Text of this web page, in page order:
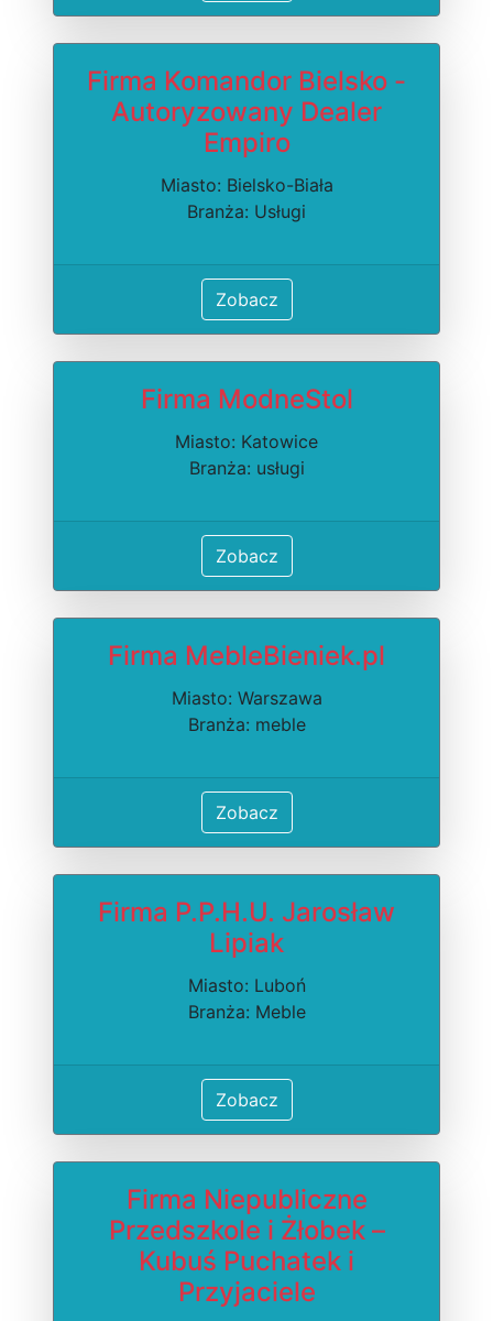
Firma Komandor Bielsko -
Autoryzowany Dealer
Empiro
Miasto: Bielsko-Biała
Branża: Usługi
Zobacz
Firma ModneStol
Miasto: Katowice
Branża: usługi
Zobacz
Firma MebleBieniek.pl
Miasto: Warszawa
Branża: meble
Zobacz
Firma P.P.H.U. Jarosław
Lipiak
Miasto: Luboń
Branża: Meble
Zobacz
Firma Niepubliczne
Przedszkole i Żłobek –
Kubuś Puchatek i
Przyjaciele